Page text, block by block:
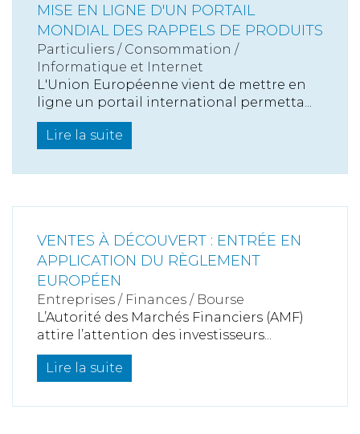
MISE EN LIGNE D'UN PORTAIL
MONDIAL DES RAPPELS DE PRODUITS
Particuliers / Consommation /
Informatique et Internet
L'Union Européenne vient de mettre en
ligne un portail international permetta...
Lire la suite
VENTES À DÉCOUVERT : ENTRÉE EN
APPLICATION DU RÈGLEMENT
EUROPÉEN
Entreprises / Finances / Bourse
L’Autorité des Marchés Financiers (AMF)
attire l’attention des investisseurs...
Lire la suite